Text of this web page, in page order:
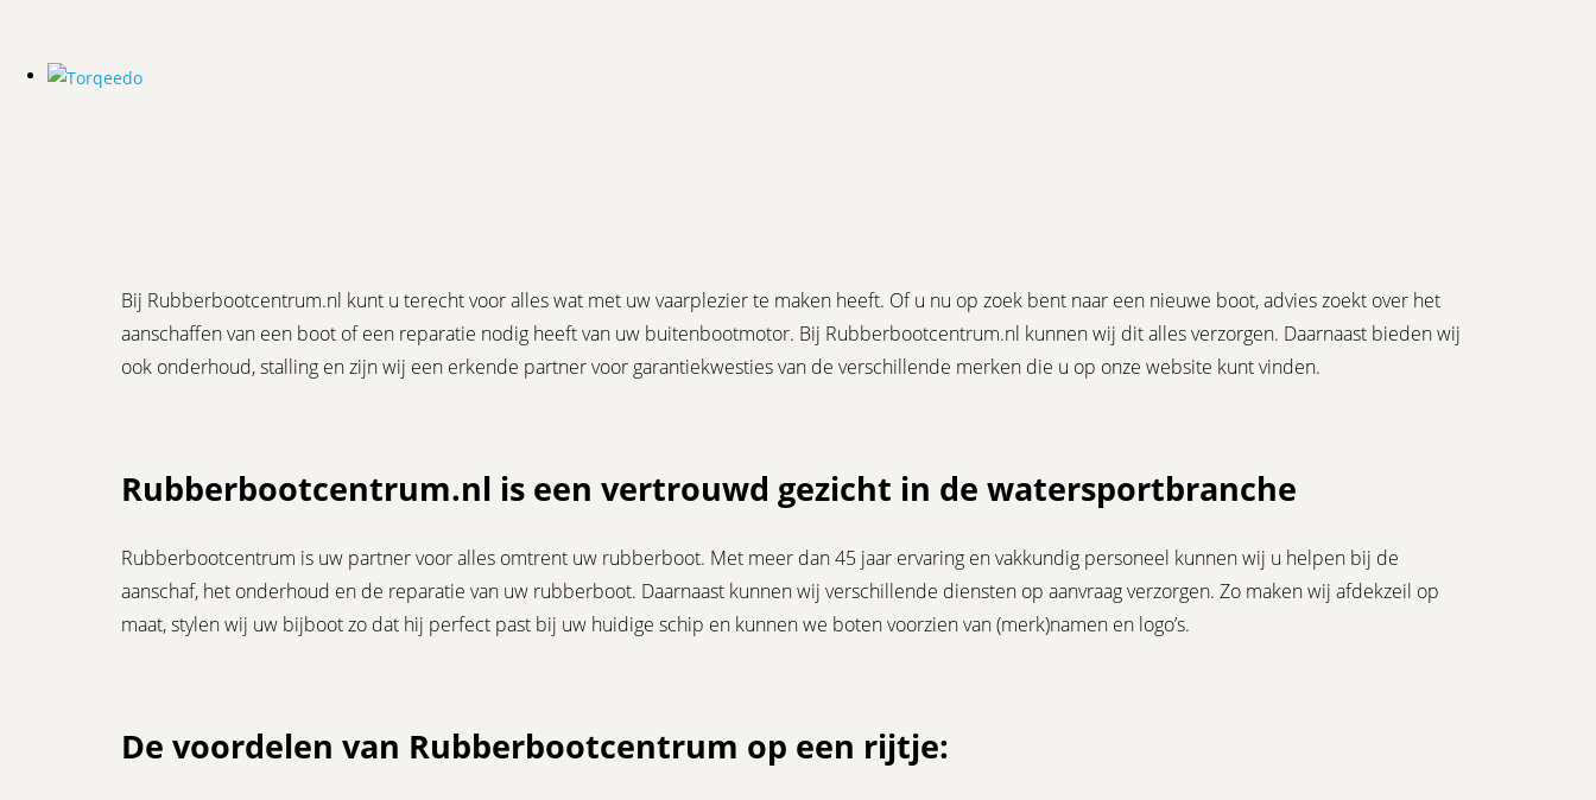
Bij Rubberbootcentrum.nl kunt u terecht voor alles wat met uw vaarplezier te maken heeft. Of u nu op zoek bent naar een nieuwe boot, advies zoekt over het
aanschaffen van een boot of een reparatie nodig heeft van uw buitenbootmotor. Bij Rubberbootcentrum.nl kunnen wij dit alles verzorgen. Daarnaast bieden wij
ook onderhoud, stalling en zijn wij een erkende partner voor garantiekwesties van de verschillende merken die u op onze website kunt vinden.
Rubberbootcentrum.nl is een vertrouwd gezicht in de watersportbranche
Rubberbootcentrum is uw partner voor alles omtrent uw rubberboot. Met meer dan 45 jaar ervaring en vakkundig personeel kunnen wij u helpen bij de
aanschaf, het onderhoud en de reparatie van uw rubberboot. Daarnaast kunnen wij verschillende diensten op aanvraag verzorgen. Zo maken wij afdekzeil op
maat, stylen wij uw bijboot zo dat hij perfect past bij uw huidige schip en kunnen we boten voorzien van (merk)namen en logo’s.
De voordelen van Rubberbootcentrum op een rijtje: